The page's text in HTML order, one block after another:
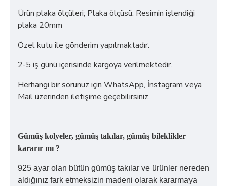
Ürün plaka ölçüleri; Plaka ölçüsü: Resimin işlendiği
plaka 20mm
Özel kutu ile gönderim yapılmaktadır.
2-5 iş günü içerisinde kargoya verilmektedir.
Herhangi bir sorunuz için WhatsApp, İnstagram veya
Mail üzerinden iletişime geçebilirsiniz.
Gümüş kolyeler, gümüş takılar, gümüş bileklikler
kararır mı ?
925 ayar olan bütün gümüş takılar ve ürünler nereden
aldığınız fark etmeksizin madeni olarak kararmaya